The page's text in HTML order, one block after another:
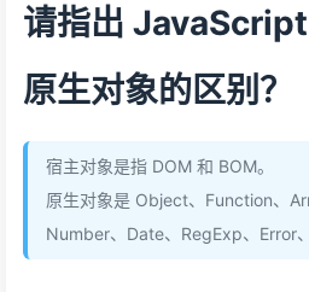
请指出
原生对象的区别？
宿主对象是指 DOM 和 BOM。
原生对象是 Object、Function、
Number、Date、RegExp、Error